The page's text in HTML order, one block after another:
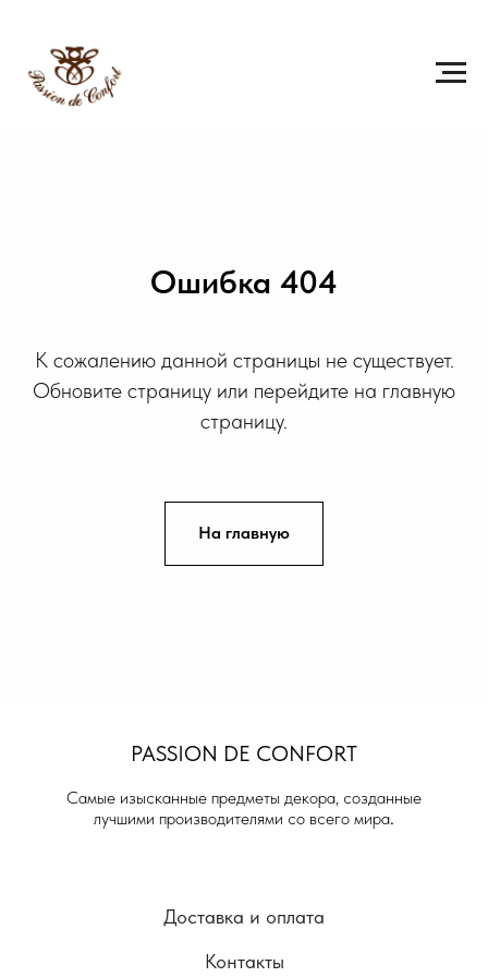
Ошибка 404
К сожалению данной страницы не существует.
Обновите страницу или перейдите на главную
страницу.
На главную
PASSION DE CONFORT
Самые изысканные предметы декора, созданные
лучшими производителями со всего мира.
Доставка и оплата
Контакты